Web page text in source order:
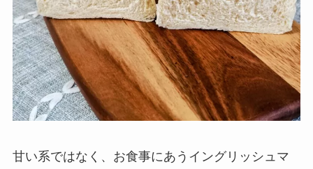
甘い系ではなく、お食事にあうイングリッシュマ